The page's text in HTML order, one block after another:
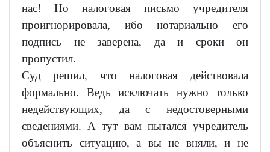
нас! Но налоговая письмо учредителя
проигнорировала, ибо нотариально его
подпись не заверена, да и сроки он
пропустил.
Суд решил, что налоговая действовала
формально. Ведь исключать нужно только
недействующих, да с недостоверными
сведениями. А тут вам пытался учредитель
объяснить ситуацию, а вы не вняли, и не